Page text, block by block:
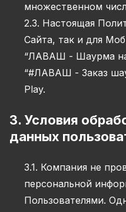
множественном
2.3. Настоящая
Сайта, так и для
“ЛАВАШ - Шаурма на
“#ЛАВАШ - Заказ
Play.
3. Условия
данных
3.1. Компания не
персональной
Пользователями.